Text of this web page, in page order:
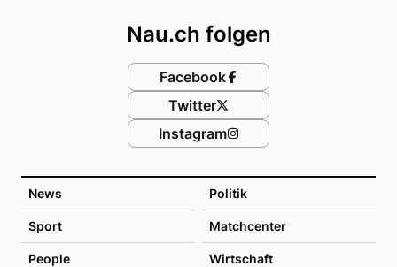
News Politik
Sport Matchcenter
People Wirtschaft
Nau.ch folgen
Facebook
Twitter
Instagram